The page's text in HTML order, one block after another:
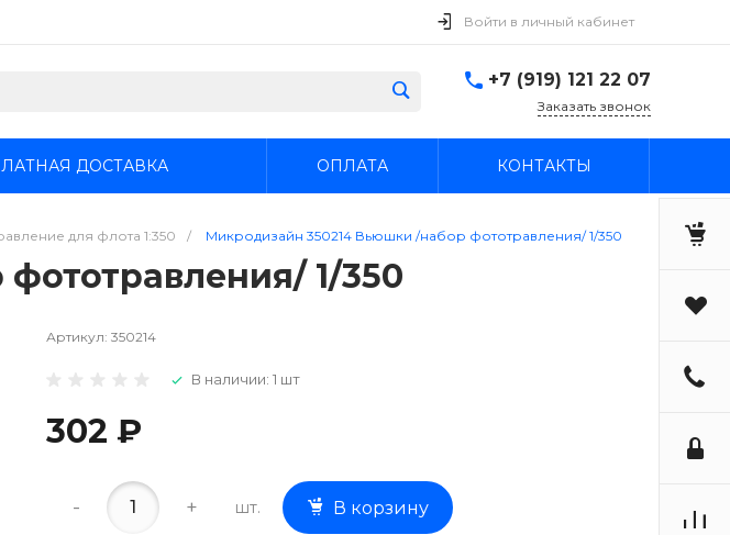
Войти в личный кабинет
+7 (919) 121 22 07
Заказать звонок
ДОСТАВКА ОПЛАТА КОНТАКТЫ
для флота 1:350 / Микродизайн 350214 Вьюшки /набор фототравления/ 1/350
1/350
Артикул: 350214
В наличии: 1 шт
302 ₽
- + шт. В корзину